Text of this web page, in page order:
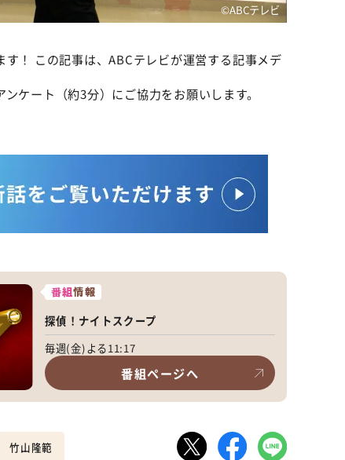
©️ABCテレビ
！ この記事は、ABCテレビが運営する記事メデ
ケート（約3分）にご協力をお願いします。
番組情報
探偵！ナイトスクープ
毎週(金)よる11:17
番組ページへ
竹山隆範